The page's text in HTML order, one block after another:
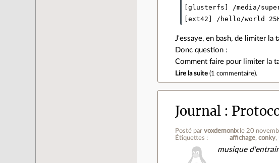
[glusterfs] /media/
J'essaye, en bash, de limiter la
Donc question :
Comment faire pour limiter la
Lire la suite (1 commentaire).
Journal
Posté parvoxdemonix le 20
Étiquettes :
affichage conky
musique